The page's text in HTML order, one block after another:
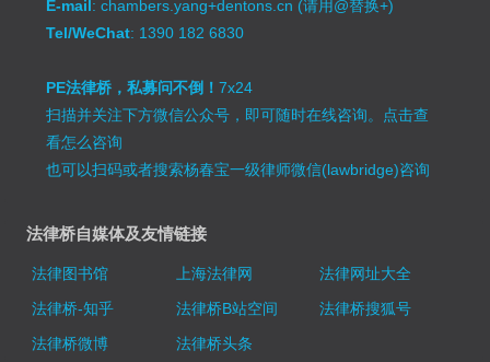
E-mail: chambers.yang+dentons.cn (请用@替换+)
Tel/WeChat: 1390 182 6830
PE法律桥，私募问不倒！7x24
扫描并关注下方微信公众号，即可随时在线咨询。 点击查
看怎么咨询
也可以扫码或者搜索杨春宝一级律师微信(lawbridge)咨询
法律桥自媒体及友情链接
法律图书馆 上海法律网
法律网址大全
法律桥-知乎
法律桥B站空间
法律桥搜狐号
法律桥微博
法律桥头条